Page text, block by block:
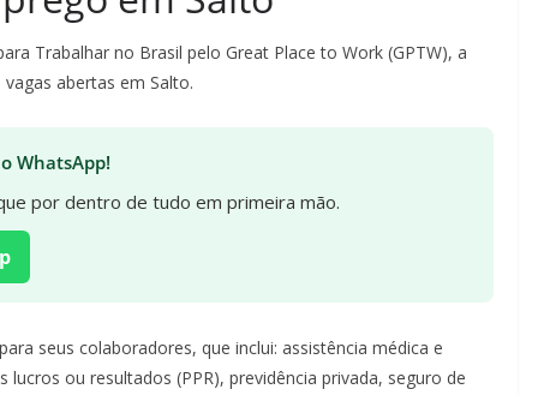
Trabalhar no Brasil pelo Great Place to Work (GPTW), a
abertas em Salto.
WhatsApp!
por dentro de tudo em primeira mão.
seus colaboradores, que inclui: assistência médica e
ou resultados (PPR), previdência privada, seguro de